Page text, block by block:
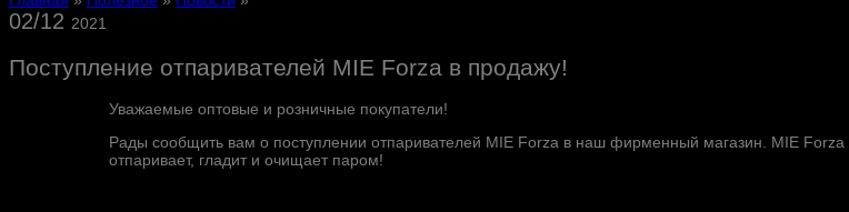
02/12 2021
Поступление отпаривателей MIE Forza в продажу!
Уважаемые оптовые и розничные покупатели!
Рады сообщить вам о поступлении отпаривателей MIE Forza в наш фирменный магазин. MIE
отпаривает, гладит и очищает паром!